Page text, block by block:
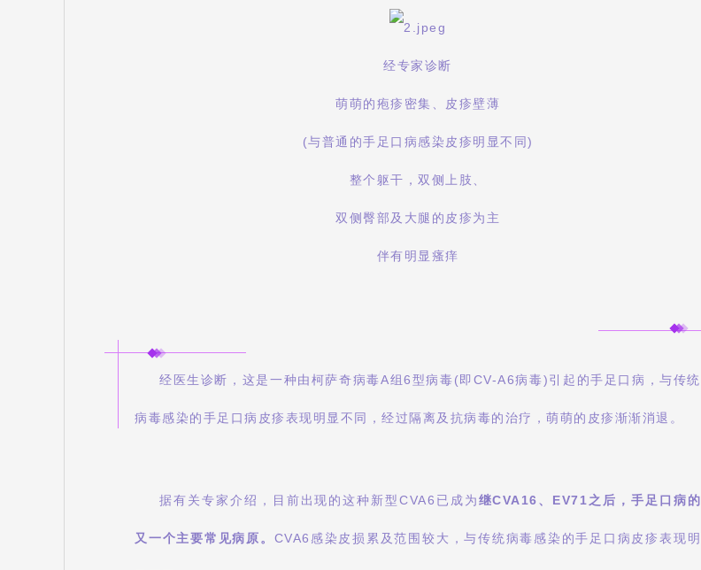
经专家诊断
萌萌的疱疹密集、皮疹壁薄
(与普通的手足口病感染皮疹明显不同)
整个躯干，双侧上肢、
双侧臀部及大腿的皮疹为主
伴有明显瘙痒
经医生诊断，这是一种由柯萨奇病毒A组6型病毒(即CV-A6病毒)引起的手足口病，与传统
病毒感染的手足口病皮疹表现明显不同，经过隔离及抗病毒的治疗，萌萌的皮疹渐渐消退。
据有关专家介绍，目前出现的这种新型CVA6已成为继CVA16、EV71之后，手足口病的
又一个主要常见病原。 CVA6感染皮损累及范围较大，与传统病毒感染的手足口病皮疹表现明